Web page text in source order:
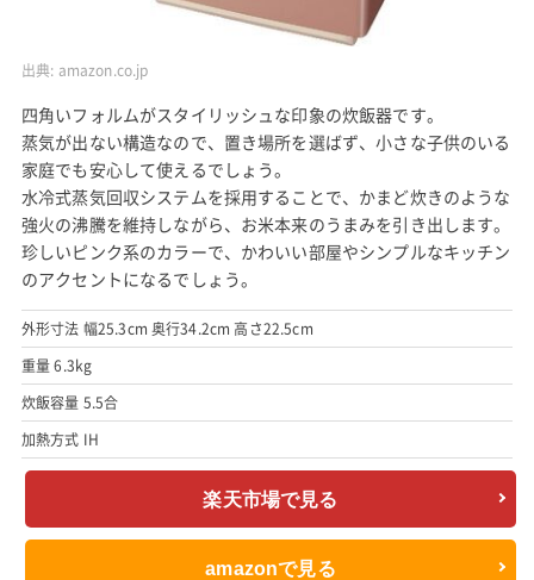
出典: amazon.co.jp
四角いフォルムがスタイリッシュな印象の炊飯器です。
蒸気が出ない構造なので、置き場所を選ばず、小さな子供のいる
家庭でも安心して使えるでしょう。
水冷式蒸気回収システムを採用することで、かまど炊きのような
強火の沸騰を維持しながら、お米本来のうまみを引き出します。
珍しいピンク系のカラーで、かわいい部屋やシンプルなキッチン
のアクセントになるでしょう。
外形寸法 幅25.3cm 奥行34.2cm 高さ22.5cm
重量 6.3kg
炊飯容量 5.5合
加熱方式 IH
楽天市場で見る
amazonで見る